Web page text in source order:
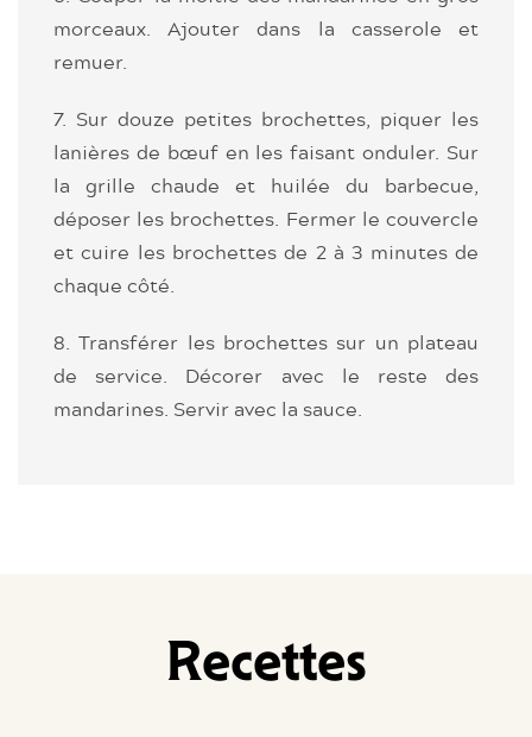
morceaux. Ajouter dans la casserole et
remuer.
7. Sur douze petites brochettes, piquer les
lanières de bœuf en les faisant onduler. Sur
la grille chaude et huilée du barbecue,
déposer les brochettes. Fermer le couvercle
et cuire les brochettes de 2 à 3 minutes de
chaque côté.
8. Transférer les brochettes sur un plateau
de service. Décorer avec le reste des
mandarines. Servir avec la sauce.
Recettes